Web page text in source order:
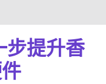
步提升香